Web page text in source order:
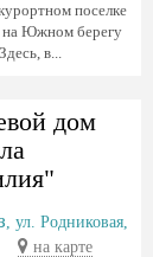
поселке
Южном берегу
в...
дом
, ул. Родниковая,
на карте